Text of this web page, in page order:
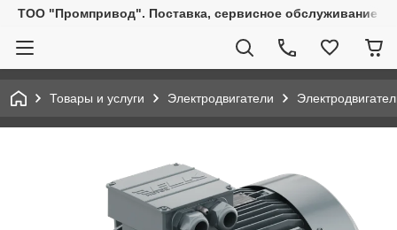
ТОО "Промпривод". Поставка, сервисное обслуживание
Товары и услуги Электродвигатели